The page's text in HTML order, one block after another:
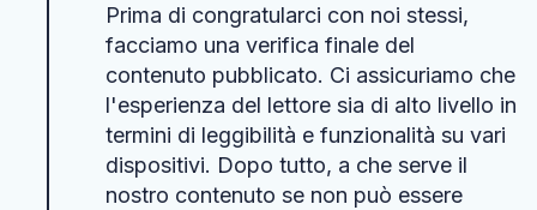
Prima di congratularci con noi stessi,
facciamo una verifica finale del
contenuto pubblicato. Ci assicuriamo che
l'esperienza del lettore sia di alto livello in
termini di leggibilità e funzionalità su vari
dispositivi. Dopo tutto, a che serve il
nostro contenuto se non può essere